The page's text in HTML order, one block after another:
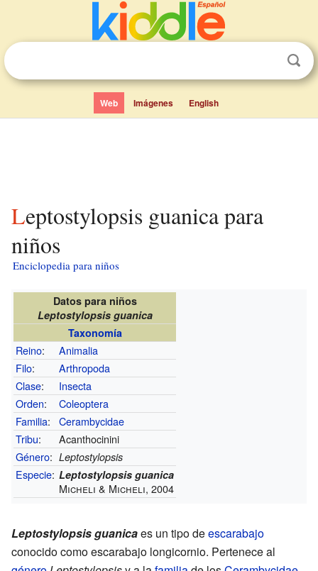
Web Imágenes English
Leptostylopsis guanica para
niños
Enciclopedia para niños
Datos para niños
Leptostylopsis guanica
Taxonomía
Reino:
Animalia
Filo:
Arthropoda
Clase:
Insecta
Orden:
Coleoptera
Familia:
Cerambycidae
Tribu:
Acanthocinini
Género: Leptostylopsis
Especie: Leptostylopsis guanica
Micheli & Micheli, 2004
Leptostylopsis guanicaes un tipo deescarabajo
conocido como escarabajo longicornio. Pertenece al